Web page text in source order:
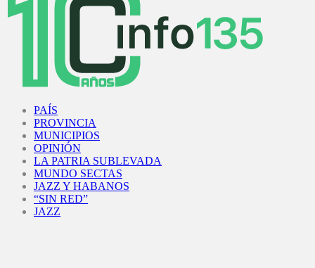
PAÍS
PROVINCIA
MUNICIPIOS
OPINIÓN
LA PATRIA SUBLEVADA
MUNDO SECTAS
JAZZ Y HABANOS
“SIN RED”
JAZZ